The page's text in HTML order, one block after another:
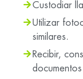
Custodiar
Utilizar
similares.
Recibir,